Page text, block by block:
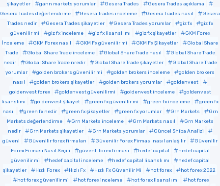
şikayetler
gann markets yorumlar Gesera Trades
Gesera Trades açıklama
Gesera Trades değerlendirme
Gesera Trades inceleme Gesera Trades nasıl
Gesera
Trades nedir
Gesera Trades şikayetler Gesera Trades yorumlar giz fx
giz fx
güvenilir mi
giz fx inceleme giz fx lisanslı mı giz fx şikayetler
GKM Forex
İnceleme
GKM Forex nasıl GKM Fx güvenilir mi GKM Fx Şikayetler
Global Share
Trade
Global Share Trade inceleme Global Share Trade nasıl
Global Share Trade
nedir
Global Share Trade nredir Global Share Trade şikayetler
Global Share Trade
yorumlar
golden brokers güvenilir mi golden brokers inceleme
golden brokers
nasıl
golden brokers şikayetler golden brokers yorumlar
goldenvest
goldenvest forex
goldenvest güvenilirmi goldenvest inceleme
goldenvest
lisanslımı
goldenvest şikayet green fx güvenilir mi green fx inceleme
green fx
nasıl
green fx nedir green fx şikayetler green fx yorumlar Grn Markets
Grn
Markets değerlendirme
Grn Markets inceleme Grn Markets nasıl
Grn Markets
nedir
Grn Markets şikayetler Grn Markets yorumlar
Güncel Shiba Analizi
güveni
Güvenilir forex firmaları Güvenilir Forex Firması nasıl anlaşılır
Güvenilir
Forex Firması Nasıl Seçili
güvenli forex firması hedef capital
hedef capital
güvenilir mi
hedef capital inceleme hedef capital lisanslı mı
hedef capital
şikayetler
Hızlı Forex Hızlı Fx Hızlı Fx Güvenilir Mi hot forex
hot forex 2022
hot forex güvenilir mi
hot forex inceleme hot forex lisanslı mı
hot forex